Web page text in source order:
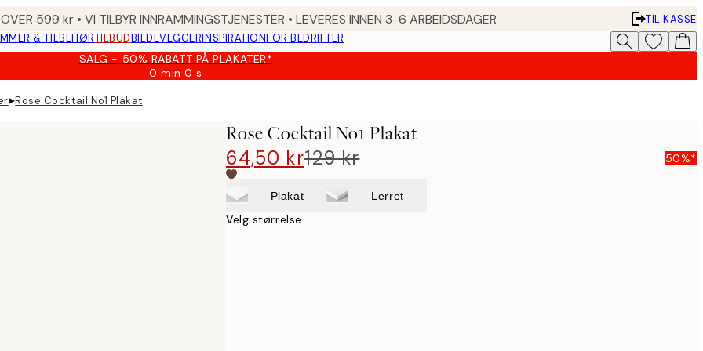
599 kr • VI TILBYR INNRAMMINGSTJENESTER • LEVERES INNEN 3-6 ARBEIDSDAGER
TIL KASSE
& TILBEHØRTILBUDBILDEVEGGERINSPIRATIONFOR BEDRIFTER
SALG - 50% RABATT PÅ PLAKATER*
0 min0 s
Gyldig
▸Rose Cocktail No1 Plakat
Rose Cocktail No1 Plakat
64,50 kr129 kr 50%*
Plakat Lerret
Velg størrelse